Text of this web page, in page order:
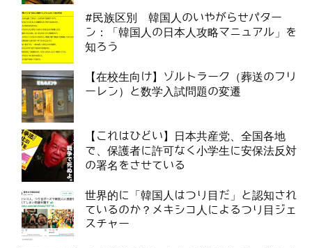
#民族区別 韓国人のいやがらせパター
ン：「韓国人の日本人攻略マニュアル」を
知ろう
【在校生向け】ゾルトラーク（葬送のフリ
ーレン）と数学入試問題の変遷
【これはひどい】日本共産党、全国各地
で、保護者に許可なく小学生に安保法反対
の署名をさせている
世界的に「韓国人はつり目だ」と認知され
ているのか？メキシコ人によるつり目ジェ
スチャー